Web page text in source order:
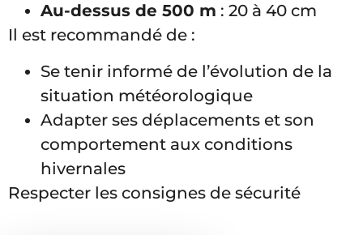
Au-dessus de 500 m : 20 à 40 cm
Il est recommandé de :
Se tenir informé de l’évolution de la
situation météorologique
Adapter ses déplacements et son
comportement aux conditions
hivernales
Respecter les consignes de sécurité